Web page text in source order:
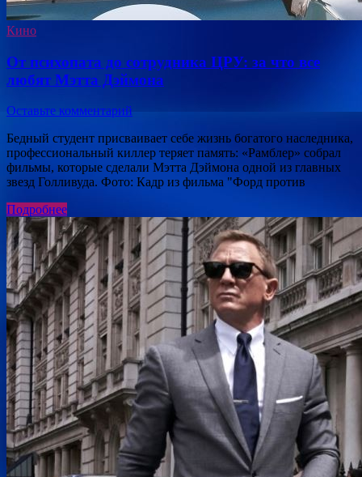
Кино
От психопата до сотрудника ЦРУ: за что все
любят Мэтта Дэймона
Оставьте комментарий
Бедный студент присваивает себе жизнь богатого наследника,
профессиональный киллер теряет память: «Рамблер» собрал
фильмы, которые сделали Мэтта Дэймона одной из главных
звезд Голливуда. Фото: Кадр из фильма "Форд против
Подробнее